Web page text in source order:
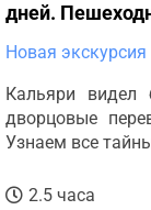
дней.
Новая экскурсия
Кальяри видел
дворцовые
Узнаем все
2.5 часа